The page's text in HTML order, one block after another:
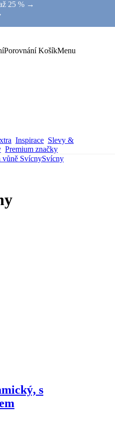
25 % →
Porovnání KošíkMenu
Inspirace Slevy &
Premium značky
vůně SvícnySvícny
s